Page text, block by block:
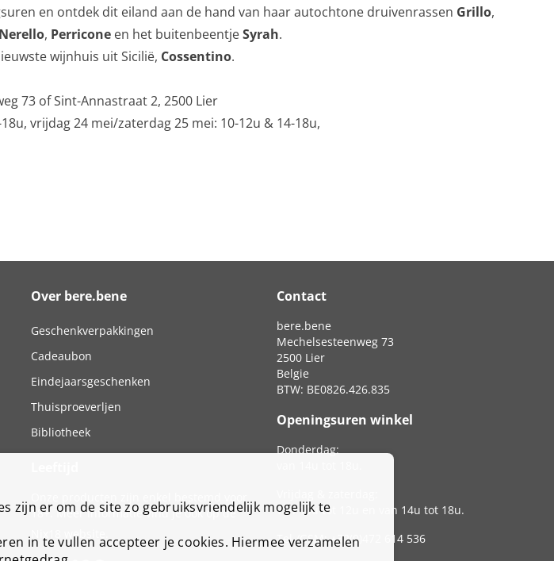
en ontdek dit eiland aan de hand van haar autochtone druivenrassen Grillo,
Nerello, Perricone en het buitenbeentjeSyrah.
wijnhuis uit Sicilië, Cossentino.
73 of Sint-Annastraat 2, 2500 Lier
vrijdag 24 mei/zaterdag 25 mei: 10-12u & 14-18u,
Over bere.bene
Geschenkverpakkingen
Cadeaubon
Eindejaarsgeschenken
Thuisproeverljen
Bibliotheek
18+. Meer informatie vind je ook op de
website.
Contact
bere.bene
Mechelsesteenweg 73
2500 Lier
Belgie
BTW: BE0826.426.835
Openingsuren winkel
Donderdag:
van 10u tot 12u en van 14u tot 18u.
Tel./GSM: +32(0)472 614 536
zijn er om de site zo gebruiksvriendelijk mogelijk te
in te vullen accepteer je cookies. Hiermee verzamelen